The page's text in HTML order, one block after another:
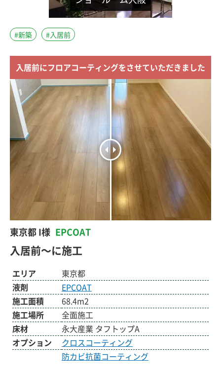
#新築 #入居前
入居前にフロアコーティングをさせていただきました
東京都 I様 EPCOAT
入居前～に施工
エリア
東京都
液剤
EPCOAT
施工面積
68.4m2
施工場所
全面施工
床材
永大産業 タフトップA
オプション
クロスコーティング
防カビ抗菌コーティング